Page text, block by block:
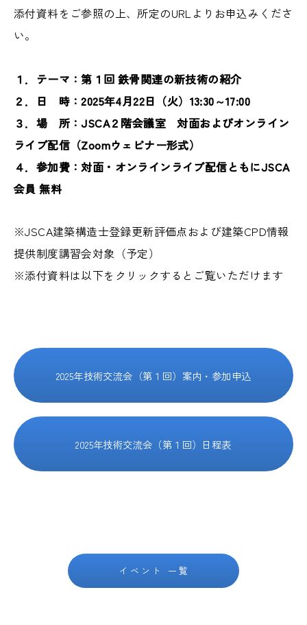
添付資料をご参照の上、所定のURLよりお申込みくださ
い。
１．テーマ：第１回 鉄骨関連の新技術の紹介
２．日 時：2025年4月22日（火）13:30～17:00
３．場 所：JSCA２階会議室 対面およびオンライン
ライブ配信（Zoomウェビナー形式）
４．参加費：対面・オンラインライブ配信ともにJSCA
会員 無料
※JSCA建築構造士登録更新評価点および建築CPD情報
提供制度講習会対象（予定）
※添付資料は以下をクリックするとご覧いただけます
2025年技術交流会（第１回）案内・参加申込
2025年技術交流会（第１回）日程表
イベント 一覧
出版物案内
構造デザイン発表会
講習会/イベント情報
JSCA耐震性能認証
賛助会員ご入会のお願い
お問い合わせ
MEMBER